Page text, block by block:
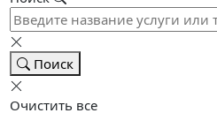
Поиск
Очистить все